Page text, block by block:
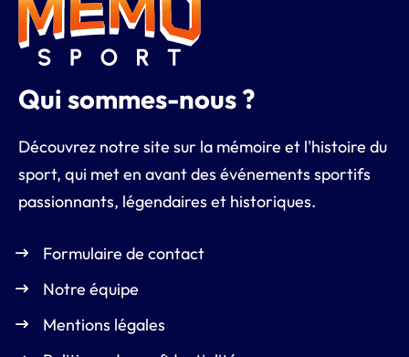
Qui sommes-nous ?
Découvrez notre site sur la mémoire et l'histoire du
sport, qui met en avant des événements sportifs
passionnants, légendaires et historiques.
Formulaire de contact
Notre équipe
Mentions légales